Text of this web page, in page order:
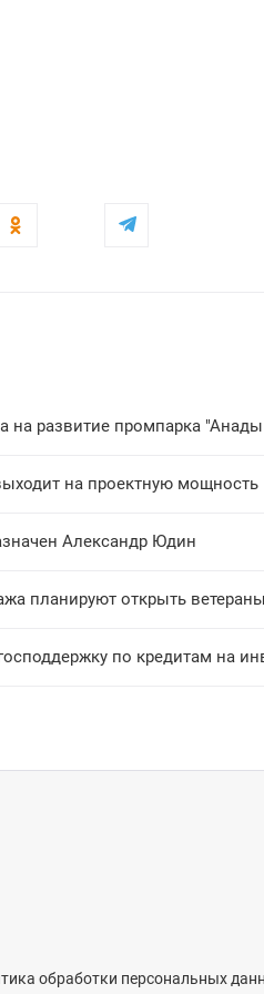
на развитие промпарка
на проектную мощность
Александр Юдин
планируют открыть
по кредитам на
обработки персональных